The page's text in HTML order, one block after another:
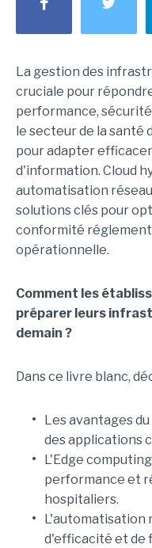
La gestion des
cruciale pour
performance,
le secteur de la santé
pour adapter
d'information. Cloud
automatisation
solutions clés pour
conformité
opérationnelle.
Comment les
préparer leurs
demain ?
Dans ce livre blanc,
•
Les avantages
des applications
•
L'Edge
performance et
hospitaliers.
•
L'automatisation
d'efficacité et de